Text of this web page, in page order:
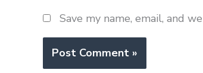
Save my name, email, and